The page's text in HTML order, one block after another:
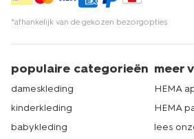
*afhankelijk van de gekozen bezorgopties
populaire categorieën
dameskleding
kinderkleding
babykleding
meer
HEMA
HEMA
lees